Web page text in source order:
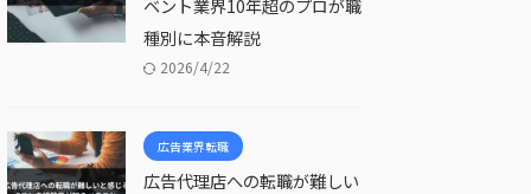
ベント業界10年超のプロが職
種別に本音解説
2026/4/22
広告業界転職
広告代理店への転職が難しい